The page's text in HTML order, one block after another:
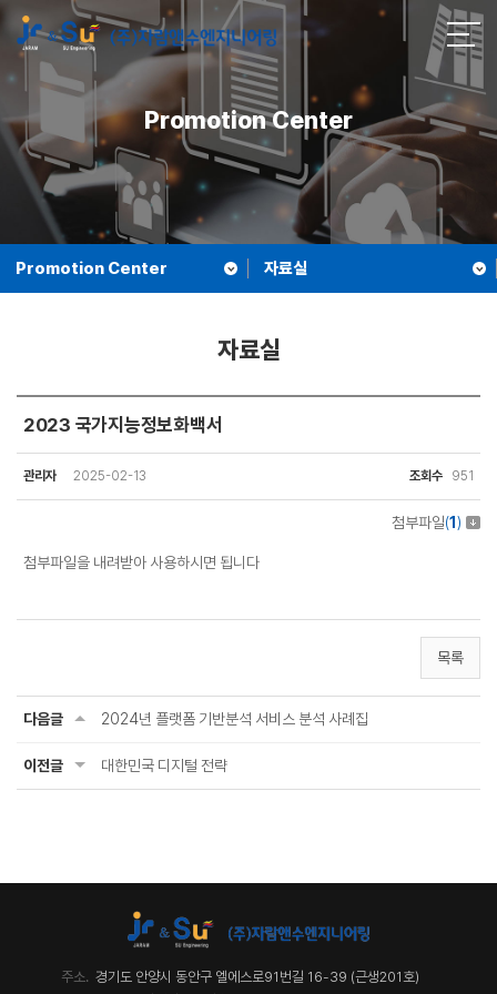
Promotion Center
Promotion Center 자료실
자료실
2023 국가지능정보화백서
관리자 2025-02-13 조회수 951
첨부파일(1 )
첨부파일을 내려받아 사용하시면 됩니다
목록
다음글 2024년 플랫폼 기반분석 서비스 분석 사례집
이전글 대한민국 디지털 전략
주소. 경기도 안양시 동안구 엘에스로91번길 16-39 (근생201호)